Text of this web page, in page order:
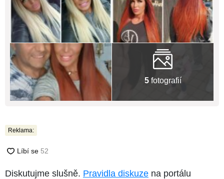
5fotografií
Reklama:
Diskutujme slušně. Pravidla diskuze na portálu